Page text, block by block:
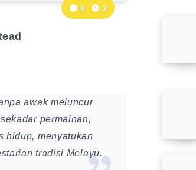
0 2
awak meluncur
permainan,
hidup, menyatukan
tradisi Melayu.